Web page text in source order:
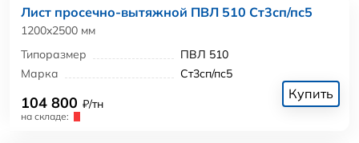
Лист просечно-вытяжной ПВЛ 510 Ст3сп/пс5
1200x2500 мм
Типоразмер
ПВЛ 510
Марка
Ст3сп/пс5
104 800 ₽/тн
на складе:
Купить